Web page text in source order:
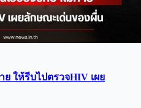
ให้รีบไปตรวจHIV เผย